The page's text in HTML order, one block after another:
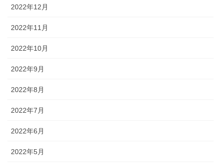
2022年12月
2022年11月
2022年10月
2022年9月
2022年8月
2022年7月
2022年6月
2022年5月